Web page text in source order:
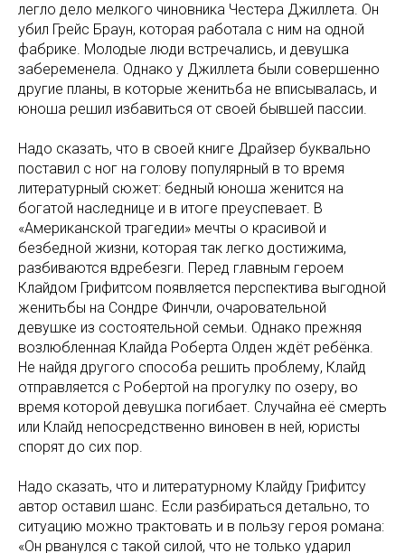
легло дело мелкого чиновника Честера Джиллета. Он
убил Грейс Браун, которая работала с ним на одной
фабрике. Молодые люди встречались, и девушка
забеременела. Однако у Джиллета были совершенно
другие планы, в которые женитьба не вписывалась, и
юноша решил избавиться от своей бывшей пассии.
Надо сказать, что в своей книге Драйзер буквально
поставил с ног на голову популярный в то время
литературный сюжет: бедный юноша женится на
богатой наследнице и в итоге преуспевает. В
«Американской трагедии» мечты о красивой и
безбедной жизни, которая так легко достижима,
разбиваются вдребезги. Перед главным героем
Клайдом Грифитсом появляется перспектива выгодной
женитьбы на Сондре Финчли, очаровательной
девушке из состоятельной семьи. Однако прежняя
возлюбленная Клайда Роберта Олден ждёт ребёнка.
Не найдя другого способа решить проблему, Клайд
отправляется с Робертой на прогулку по озеру, во
время которой девушка погибает. Случайна её смерть
или Клайд непосредственно виновен в ней, юристы
спорят до сих пор.
Надо сказать, что и литературному Клайду Грифитсу
автор оставил шанс. Если разбираться детально, то
ситуацию можно трактовать и в пользу героя романа:
«Он рванулся с такой силой, что не только ударил